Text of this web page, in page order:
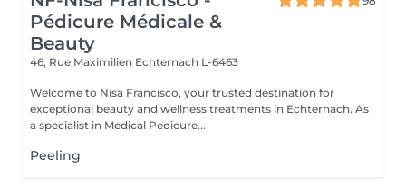
Pédicure Médicale &
Beauty
46, Rue Maximilien Echternach L-6463
Welcome to Nisa Francisco, your trusted destination for
exceptional beauty and wellness treatments in Echternach. As
a specialist in Medical Pedicure...
Peeling